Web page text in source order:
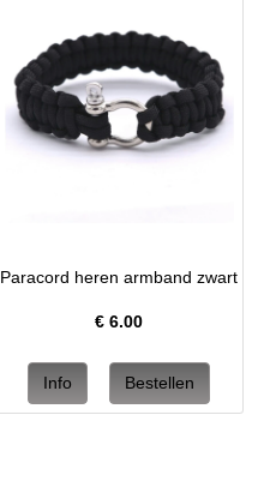
Paracord heren armband zwart
€6.00